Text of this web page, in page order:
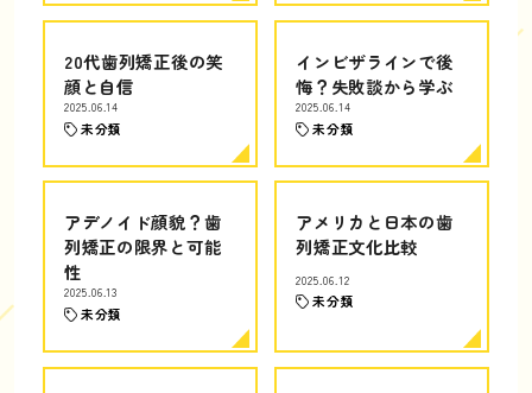
20代歯列矯正後の笑
顔と自信
2025.06.14
未分類
インビザラインで後
悔？失敗談から学ぶ
2025.06.14
未分類
アデノイド顔貌？歯
列矯正の限界と可能
性
2025.06.13
未分類
アメリカと日本の歯
列矯正文化比較
2025.06.12
未分類